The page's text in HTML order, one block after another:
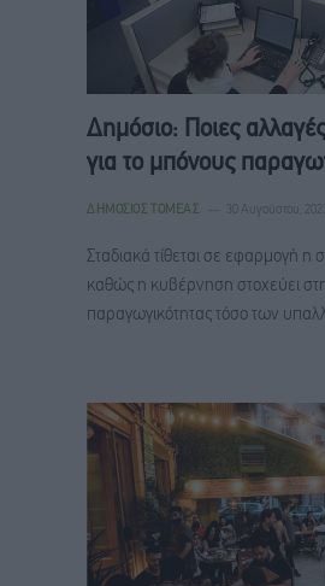
Δημόσιο: Ποιες αλλαγές
για το μπόνους
ΔΗΜΌΣΙΟΣ ΤΟΜΈΑΣ 30 Αυγούστου, 2023
Σταδιακά τίθεται σε εφαρμογή η
καθώς η κυβέρνηση στοχεύει
παραγωγικότητας τόσο των